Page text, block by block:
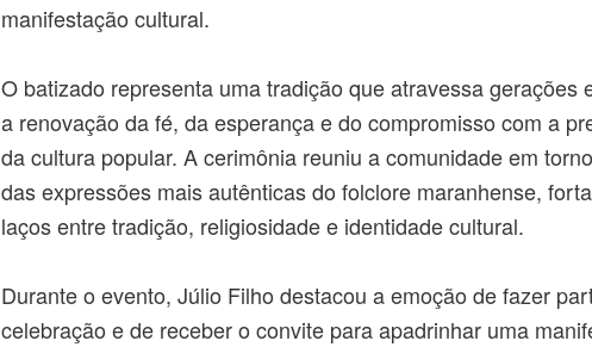
manifestação cultural.
O batizado representa uma tradição que atravessa gerações
a renovação da fé, da esperança e do compromisso com a
da cultura popular. A cerimônia reuniu a comunidade em
das expressões mais autênticas do folclore maranhense,
laços entre tradição, religiosidade e identidade cultural.
Durante o evento, Júlio Filho destacou a emoção de fazer
celebração e de receber o convite para apadrinhar uma